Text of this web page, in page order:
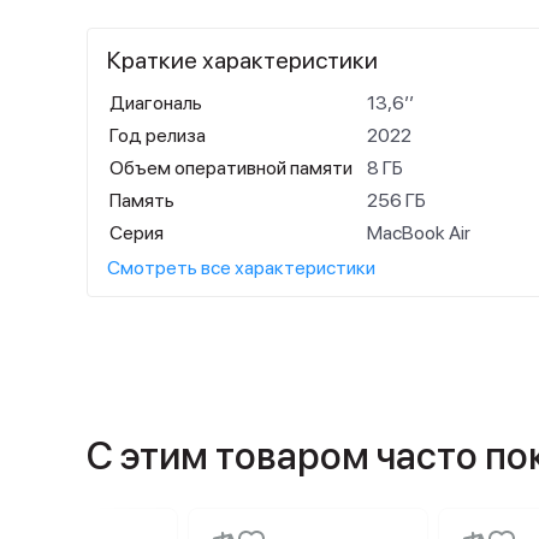
Краткие характеристики
Диагональ
13,6’’
Год релиза
2022
Объем оперативной памяти
8 ГБ
Память
256 ГБ
Серия
MacBook Air
Смотреть все характеристики
С этим товаром часто